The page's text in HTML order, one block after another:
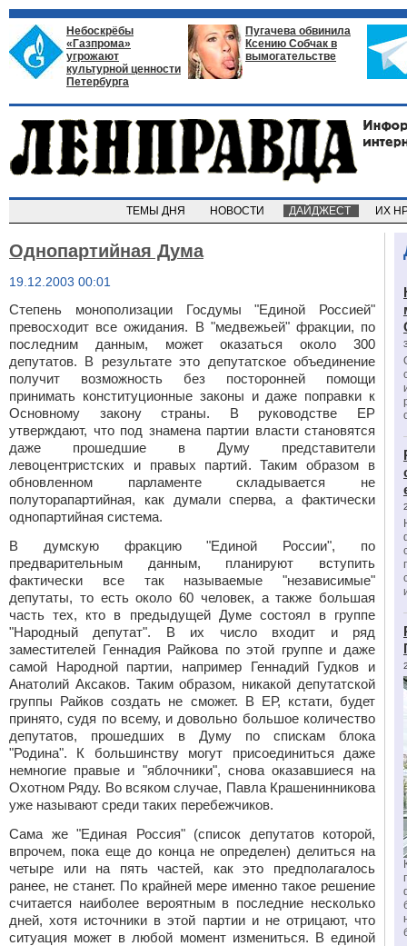
Небоскрёбы
«Газпрома»
угрожают
культурной ценности
Петербурга
Пугачева обвинила
Ксению Собчак в
вымогательстве
ТЕМЫ ДНЯ НОВОСТИ ДАЙДЖЕСТ ИХ
Однопартийная Дума
19.12.2003 00:01
Степень монополизации Госдумы "Единой Россией"
превосходит все ожидания. В "медвежьей" фракции, по
последним данным, может оказаться около 300
депутатов. В результате это депутатское объединение
получит возможность без посторонней помощи
принимать конституционные законы и даже поправки к
Основному закону страны. В руководстве ЕР
утверждают, что под знамена партии власти становятся
даже прошедшие в Думу представители
левоцентристских и правых партий. Таким образом в
обновленном парламенте складывается не
полуторапартийная, как думали сперва, а фактически
однопартийная система.
В думскую фракцию "Единой России", по
предварительным данным, планируют вступить
фактически все так называемые "независимые"
депутаты, то есть около 60 человек, а также большая
часть тех, кто в предыдущей Думе состоял в группе
"Народный депутат". В их число входит и ряд
заместителей Геннадия Райкова по этой группе и даже
самой Народной партии, например Геннадий Гудков и
Анатолий Аксаков. Таким образом, никакой депутатской
группы Райков создать не сможет. В ЕР, кстати, будет
принято, судя по всему, и довольно большое количество
депутатов, прошедших в Думу по спискам блока
"Родина". К большинству могут присоединиться даже
немногие правые и "яблочники", снова оказавшиеся на
Охотном Ряду. Во всяком случае, Павла Крашенинникова
уже называют среди таких перебежчиков.
Сама же "Единая Россия" (список депутатов которой,
впрочем, пока еще до конца не определен) делиться на
четыре или на пять частей, как это предполагалось
ранее, не станет. По крайней мере именно такое решение
считается наиболее вероятным в последние несколько
дней, хотя источники в этой партии и не отрицают, что
ситуация может в любой момент измениться. В единой